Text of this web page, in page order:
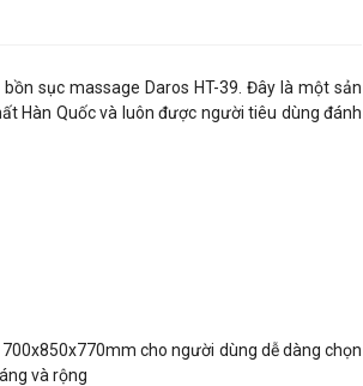
sục massage Daros HT-39. Đây là một sản
Hàn Quốc và luôn được người tiêu dùng đánh
cho người dùng dễ dàng chọn
và rộng